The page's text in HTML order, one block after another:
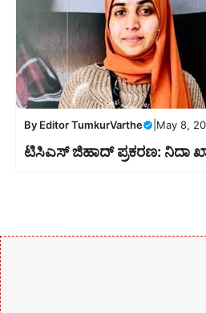
By Editor TumkurVarthe May 8,
ಟಿಸಿಎಸ್ ಜಿಹಾದ್ ಪ್ರಕರಣ: ನಿದಾ